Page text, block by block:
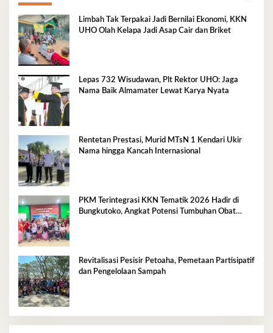
Limbah Tak Terpakai Jadi Bernilai Ekonomi, KKN
UHO Olah Kelapa Jadi Asap Cair dan Briket
Lepas 732 Wisudawan, Plt Rektor UHO: Jaga
Nama Baik Almamater Lewat Karya Nyata
Rentetan Prestasi, Murid MTsN 1 Kendari Ukir
Nama hingga Kancah Internasional
PKM Terintegrasi KKN Tematik 2026 Hadir di
Bungkutoko, Angkat Potensi Tumbuhan Obat
Revitalisasi Pesisir Petoaha, Pemetaan Partisipatif
dan Pengelolaan Sampah